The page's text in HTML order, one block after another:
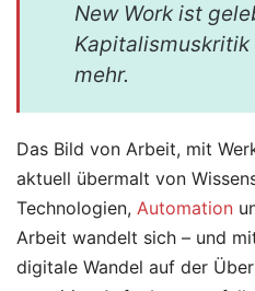
New Work ist
Kapitalismuskritik
mehr.
Das Bild von Arbeit, mit
aktuell übermalt von
Technologien, Automation
Arbeit wandelt sich – und
digitale Wandel auf der